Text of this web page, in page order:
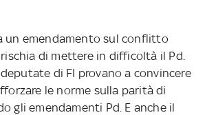
un emendamento sul conflitto
di mettere in difficoltà il Pd.
di FI provano a convincere
le norme sulla parità di
gli emendamenti Pd. E anche il